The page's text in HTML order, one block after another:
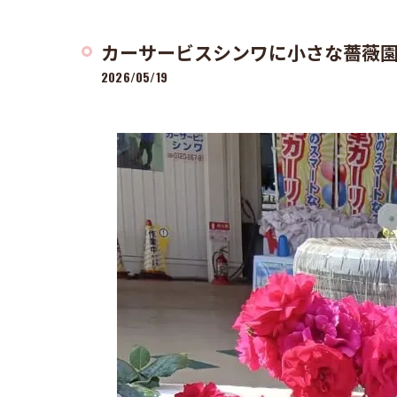
カーサービスシンワに小さな薔薇
2026/05/19